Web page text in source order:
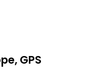
GPS